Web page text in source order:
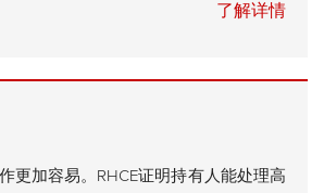
了解详情
更加容易。RHCE证明持有人能处理高